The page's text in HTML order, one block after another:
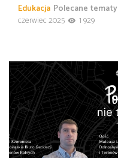
Edukacja Polecane tematy
czerwiec 2025
1 929